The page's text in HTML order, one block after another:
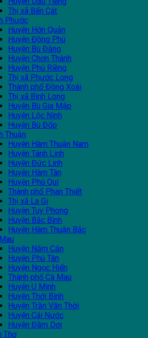
Thị xã Bến Cát
Phước
Huyện Hớn Quản
Huyện Đồng Phú
Huyện Bù Đăng
Huyện Chơn Thành
Huyện Phú Riềng
Thị xã Phước Long
Thành phố Đồng Xoài
Thị xã Bình Long
Huyện Bù Gia Mập
Huyện Lộc Ninh
Huyện Bù Đốp
Thuận
Huyện Hàm Thuận Nam
Huyện Tánh Linh
Huyện Đức Linh
Huyện Hàm Tân
Huyện Phú Quí
Thành phố Phan Thiết
Thị xã La Gi
Huyện Tuy Phong
Huyện Bắc Bình
Huyện Hàm Thuận Bắc
Huyện Năm Căn
Huyện Phú Tân
Huyện Ngọc Hiển
Thành phố Cà Mau
Huyện U Minh
Huyện Thới Bình
Huyện Trần Văn Thời
Huyện Cái Nước
Huyện Đầm Dơi
Thơ